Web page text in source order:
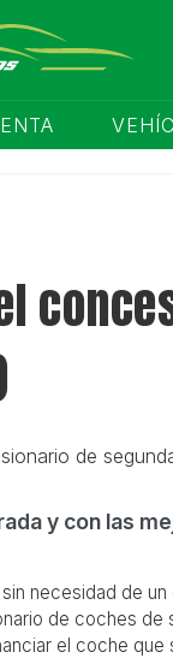
de
y con las
necesidad de
de coches de
el coche que